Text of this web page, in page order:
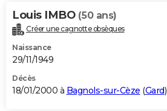
Louis IMBO (50 ans)
Créer une cagnotte obsèques
Naissance
29/11/1949
Décès
18/01/2000 à Bagnols-sur-Cèze (Gard)